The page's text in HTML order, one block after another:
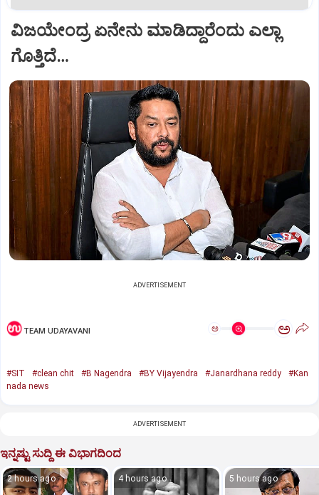
ವಿಜಯೇಂದ್ರ ಏನೇನು ಮಾಡಿದ್ದಾರೆಂದು ಎಲ್ಲಾ
ಗೊತ್ತಿದೆ…
ADVERTISEMENT
TEAM UDAYAVANI ಅ ಅ
#SIT #clean chit #B Nagendra #BY Vijayendra #Janardhana reddy
#Kan
nada news
ADVERTISEMENT
ಇನ್ನಷ್ಟು ಸುದ್ದಿ ಈ ವಿಭಾಗದಿಂದ
2 hours ago 4 hours ago 5 hours ago